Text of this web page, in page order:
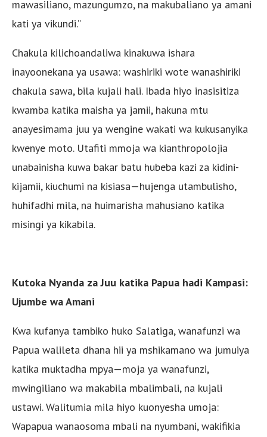
mawasiliano, mazungumzo, na makubaliano ya amani
kati ya vikundi.”
Chakula kilichoandaliwa kinakuwa ishara
inayoonekana ya usawa: washiriki wote wanashiriki
chakula sawa, bila kujali hali. Ibada hiyo inasisitiza
kwamba katika maisha ya jamii, hakuna mtu
anayesimama juu ya wengine wakati wa kukusanyika
kwenye moto. Utafiti mmoja wa kianthropolojia
unabainisha kuwa bakar batu hubeba kazi za kidini-
kijamii, kiuchumi na kisiasa—hujenga utambulisho,
huhifadhi mila, na huimarisha mahusiano katika
misingi ya kikabila.
Kutoka Nyanda za Juu katika Papua hadi Kampasi:
Ujumbe wa Amani
Kwa kufanya tambiko huko Salatiga, wanafunzi wa
Papua walileta dhana hii ya mshikamano wa jumuiya
katika muktadha mpya—moja ya wanafunzi,
mwingiliano wa makabila mbalimbali, na kujali
ustawi. Walitumia mila hiyo kuonyesha umoja:
Wapapua wanaosoma mbali na nyumbani, wakifikia